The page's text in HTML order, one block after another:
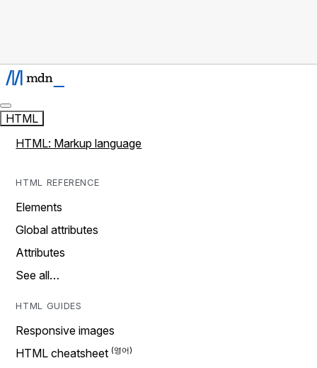
HTML
HTML: Markup language
HTML REFERENCE
Elements
Global attributes
Attributes
See all…
HTML GUIDES
Responsive images
HTML cheatsheet